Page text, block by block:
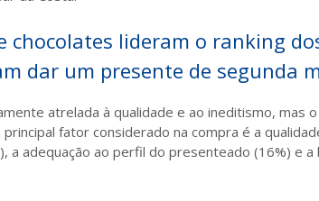
chocolates lideram o ranking
dar um presente de segunda
atrelada à qualidade e ao ineditismo, mas
fator considerado na compra é a
adequação ao perfil do presenteado (16%) e a